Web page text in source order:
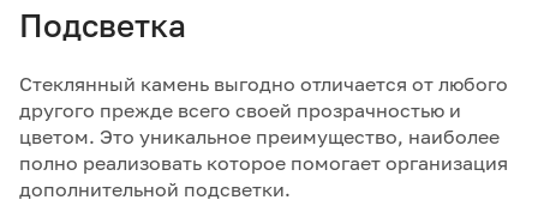
Подсветка
Стеклянный камень выгодно отличается от любого
другого прежде всего своей прозрачностью и
цветом. Это уникальное преимущество, наиболее
полно реализовать которое помогает организация
дополнительной подсветки.